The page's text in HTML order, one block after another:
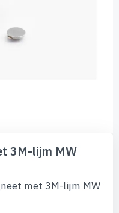
3M-lijm MW
met 3M-lijm MW